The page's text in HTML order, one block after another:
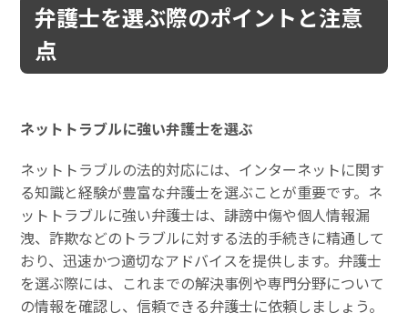
弁護士を選ぶ際のポイントと注意
点
ネットトラブルに強い弁護士を選ぶ
ネットトラブルの法的対応には、インターネットに関す
る知識と経験が豊富な弁護士を選ぶことが重要です。ネ
ットトラブルに強い弁護士は、誹謗中傷や個人情報漏
洩、詐欺などのトラブルに対する法的手続きに精通して
おり、迅速かつ適切なアドバイスを提供します。弁護士
を選ぶ際には、これまでの解決事例や専門分野について
の情報を確認し、信頼できる弁護士に依頼しましょう。